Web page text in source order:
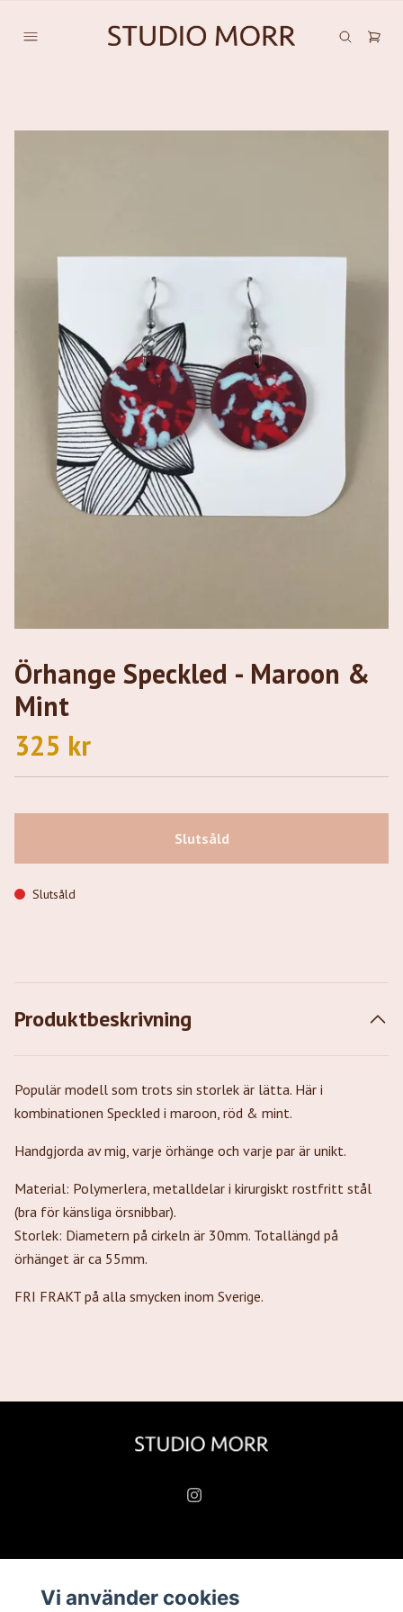
Örhange Speckled - Maroon &
Mint
325 kr
Slutsåld
Slutsåld
Produktbeskrivning
Populär modell som trots sin storlek är lätta. Här i
kombinationen Speckled i maroon, röd & mint.
Handgjorda av mig, varje örhänge och varje par är unikt.
Material: Polymerlera, metalldelar i kirurgiskt rostfritt stål
(bra för känsliga örsnibbar).
Storlek: Diametern på cirkeln är 30mm. Totallängd på
örhänget är ca 55mm.
FRI FRAKT på alla smycken inom Sverige.
Köpvillkor
Vi använder cookies